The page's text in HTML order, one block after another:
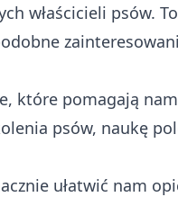
właścicieli psów.
które pomagają
psów, naukę
ułatwić nam